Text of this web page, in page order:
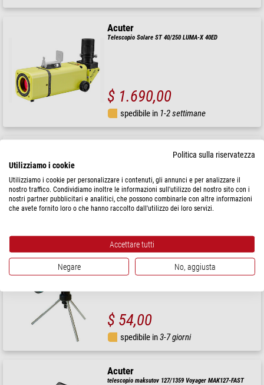
Acuter
Telescopio Solare ST 40/250 LUMA-X 40ED
$ 1.690,00
spedibile in 1-2 settimane
Telescopio Maksutov MC 90/1170 Voyager MAK90-FAST
$ 550,00
Acuter
Telescopio N 50/200 Newtony 50 Discovery
$ 54,00
spedibile in3-7 giorni
Acuter
telescopio maksutov 127/1359 Voyager MAK127-FAST
Politica sulla riservatezza
Utilizziamo i cookie
Utilizziamo i cookie per personalizzare i contenuti, gli annunci e per analizzare il
nostro traffico. Condividiamo inoltre le informazioni sull'utilizzo del nostro sito con i
nostri partner pubblicitari e analitici, che possono combinarle con altre informazioni
che avete fornito loro o che hanno raccolto dall'utilizzo dei loro servizi.
Accettare tutti
Negare No, aggiusta